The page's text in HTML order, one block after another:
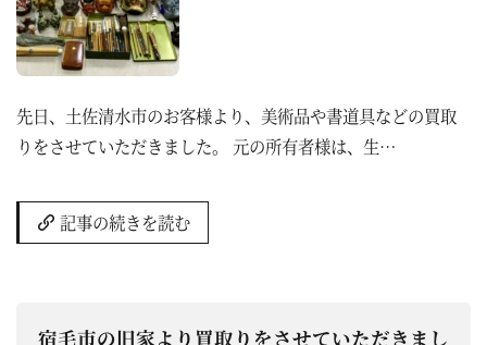
先日、土佐清水市のお客様より、美術品や書道具などの買取
りをさせていただきました。 元の所有者様は、生…
記事の続きを読む
宿毛市の旧家より買取りをさせていただきまし